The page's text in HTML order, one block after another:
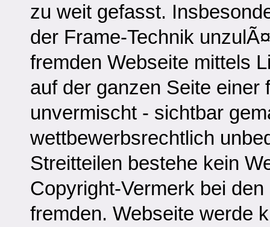
zu weit gefasst.
der Frame-Technik
fremden Webseite mittels
auf der ganzen Seite einer
unvermischt - sichtbar
wettbewerbsrechtlich
Streitteilen bestehe kein
Copyright-Vermerk bei
fremden. Webseite werde